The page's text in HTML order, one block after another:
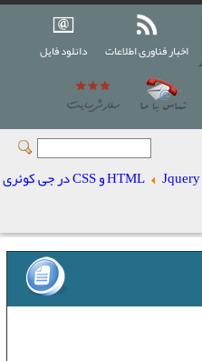
اخبار فناوری اطلاعات دانلود فایل
HTML و CSS در جی کوئری